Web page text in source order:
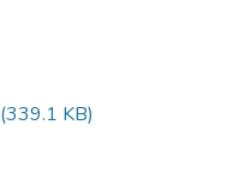
KB)